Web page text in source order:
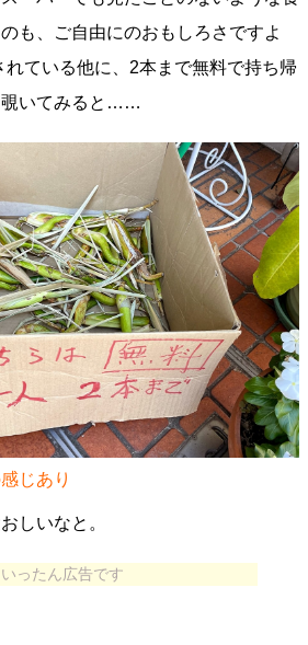
も、ご自由にのおもしろさですよ
ている他に、2本まで無料で持ち帰
覗いてみると……
じあり
しいなと。
いったん広告です